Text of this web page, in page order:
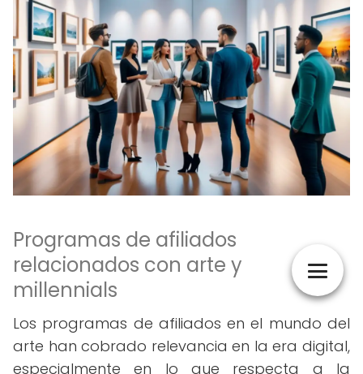
Programas de afiliados
relacionados con arte y
millennials
Los programas de afiliados en el mundo del
arte han cobrado relevancia en la era digital,
especialmente en lo que respecta a la